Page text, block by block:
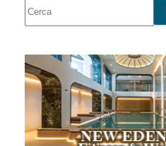
risultato